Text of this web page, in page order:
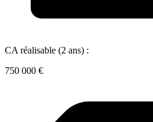
CA réalisable (2 ans) :
750 000 €